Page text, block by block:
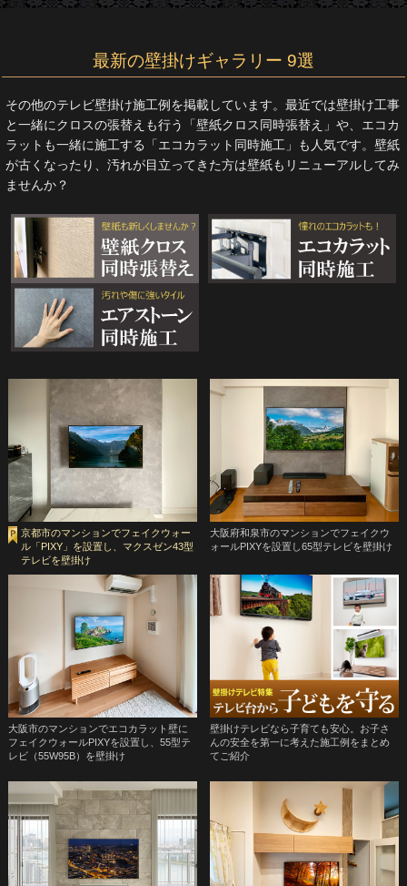
最新の壁掛けギャラリー 9選
その他のテレビ壁掛け施工例を掲載しています。最近では壁掛け工事
と一緒にクロスの張替えも行う「壁紙クロス同時張替え」や、エコカ
ラットも一緒に施工する「エコカラット同時施工」も人気です。壁紙
が古くなったり、汚れが目立ってきた方は壁紙もリニューアルしてみ
ませんか？
京都市のマンションでフェイクウォー
ル「PIXY」を設置し、マクスゼン43型
テレビを壁掛け
大阪府和泉市のマンションでフェイクウ
ォールPIXYを設置し65型テレビを壁掛け
大阪市のマンションでエコカラット壁に
フェイクウォールPIXYを設置し、55型テ
レビ（55W95B）を壁掛け
壁掛けテレビなら子育ても安心。お子さ
んの安全を第一に考えた施工例をまとめ
てご紹介